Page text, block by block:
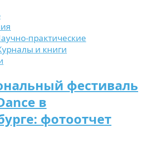
практические
и книги
фестиваль
в
фотоотчет